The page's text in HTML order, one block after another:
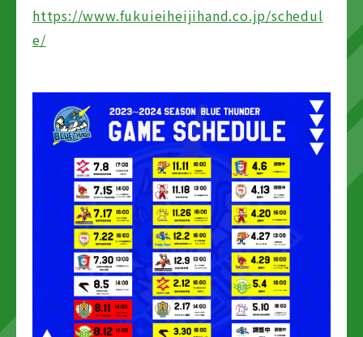
https://www.fukuieiheijihand.co.jp/schedul
e/